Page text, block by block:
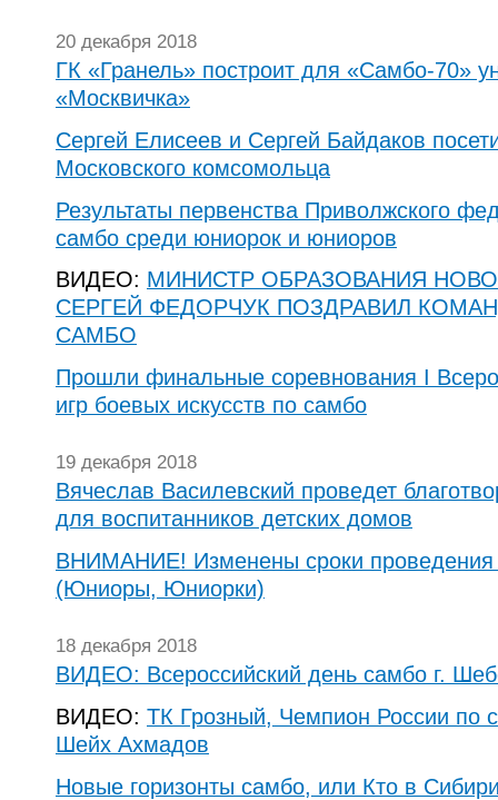
20 декабря 2018
ГК «Гранель» построит для «Самбо-70»
«Москвичка»
Сергей Елисеев и Сергей Байдаков
Московского комсомольца
Результаты первенства Приволжского
самбо среди юниорок и юниоров
ВИДЕО: МИНИСТР ОБРАЗОВАНИЯ
СЕРГЕЙ ФЕДОРЧУК ПОЗДРАВИЛ
САМБО
Прошли финальные соревнования I
игр боевых искусств по самбо
19 декабря 2018
Вя­че­слав Ва­силев­ский про­ве­дет
для вос­пи­тан­ни­ков дет­ских до­мов
ВНИМАНИЕ! Изменены сроки проведения
(Юниоры, Юниорки)
18 декабря 2018
ВИДЕО: Всероссийский день самбо г.
ВИДЕО: ТК Грозный, Чемпион России по
Шейх Ахмадов
Новые горизонты самбо, или Кто в